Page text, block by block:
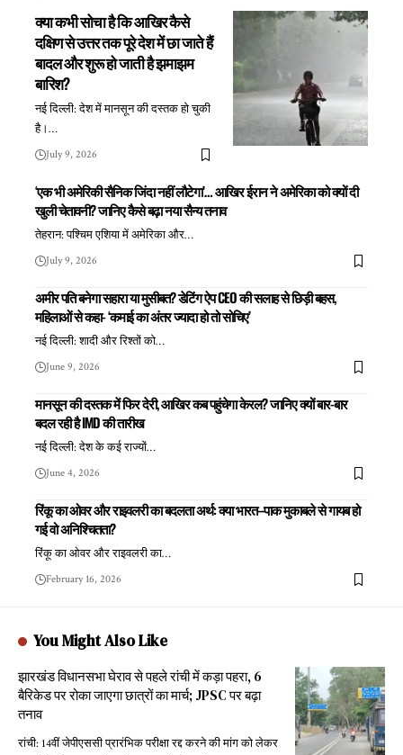
क्या कभी सोचा है कि आखिर कैसे
दक्षिण से उत्तर तक पूरे देश में छा जाते हैं
बादल और शुरू हो जाती है झमाझम
बारिश?
नई दिल्ली: देश में मानसून की दस्तक हो चुकी
है।…
July 9, 2026
‘एक भी अमेरिकी सैनिक जिंदा नहीं लौटेगा’… आखिर ईरान ने अमेरिका को क्यों दी
खुली चेतावनी? जानिए कैसे बढ़ा नया सैन्य तनाव
तेहरान: पश्चिम एशिया में अमेरिका और…
July 9, 2026
अमीर पति बनेगा सहारा या मुसीबत? डेटिंग ऐप CEO की सलाह से छिड़ी बहस,
महिलाओं से कहा- ‘कमाई का अंतर ज्यादा हो तो सोचिए’
नई दिल्ली: शादी और रिश्तों को…
June 9, 2026
मानसून की दस्तक में फिर देरी, आखिर कब पहुंचेगा केरल? जानिए क्यों बार-बार
बदल रही है IMD की तारीख
नई दिल्ली: देश के कई राज्यों…
June 4, 2026
रिंकू का ओवर और राइवलरी का बदलता अर्थ: क्या भारत–पाक मुकाबले से गायब हो
गई वो अनिश्चितता?
रिंकू का ओवर और राइवलरी का…
February 16, 2026
You Might Also Like
झारखंड विधानसभा घेराव से पहले रांची में कड़ा पहरा, 6
बैरिकेड पर रोका जाएगा छात्रों का मार्च; JPSC पर बढ़ा
तनाव
रांची: 14वीं जेपीएससी प्रारंभिक परीक्षा रद्द करने की मांग को लेकर